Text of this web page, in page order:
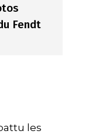
Fendt
les